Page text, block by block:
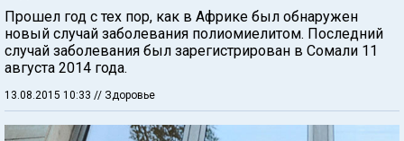
Прошел год с тех пор, как в Африке был обнаружен
новый случай заболевания полиомиелитом. Последний
случай заболевания был зарегистрирован в Сомали 11
августа 2014 года.
13.08.2015 10:33 // Здоровье